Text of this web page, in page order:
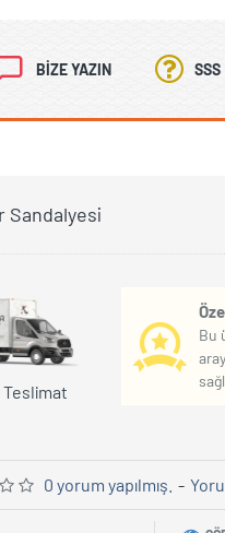
BIZE YAZIN SSS
Sandalyesi
Teslimat
Bu
0 yorum yapılmış. -